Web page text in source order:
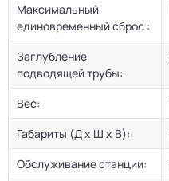
Максимальный
единовременный сброс :
Заглубление
подводящей трубы:
Вес:
Габариты (Д х Ш х В):
Обслуживание станции: